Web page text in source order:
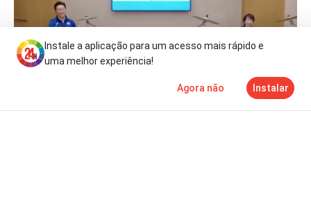
Mais
Instale a aplicação para um acesso mais rápido e
uma melhor experiência!
Agora não Instalar